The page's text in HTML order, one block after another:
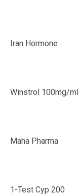
Iran Hormone
Winstrol 100mg/ml
Maha Pharma
1-Test Cyp 200